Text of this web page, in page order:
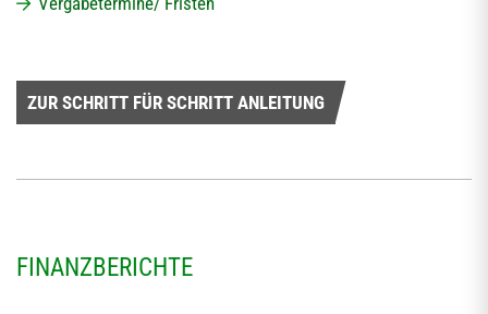
ZUR SCHRITT FÜR SCHRITT ANLEITUNG
FINANZBERICHTE